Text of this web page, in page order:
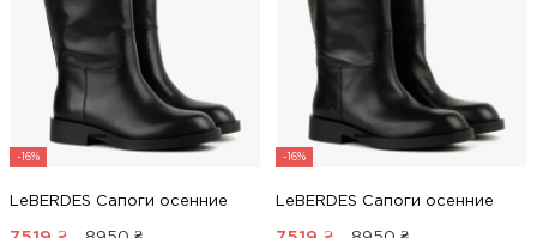
-16%
LeBERDES Сапоги осенние
-16%
LeBERDES Сапоги осенние